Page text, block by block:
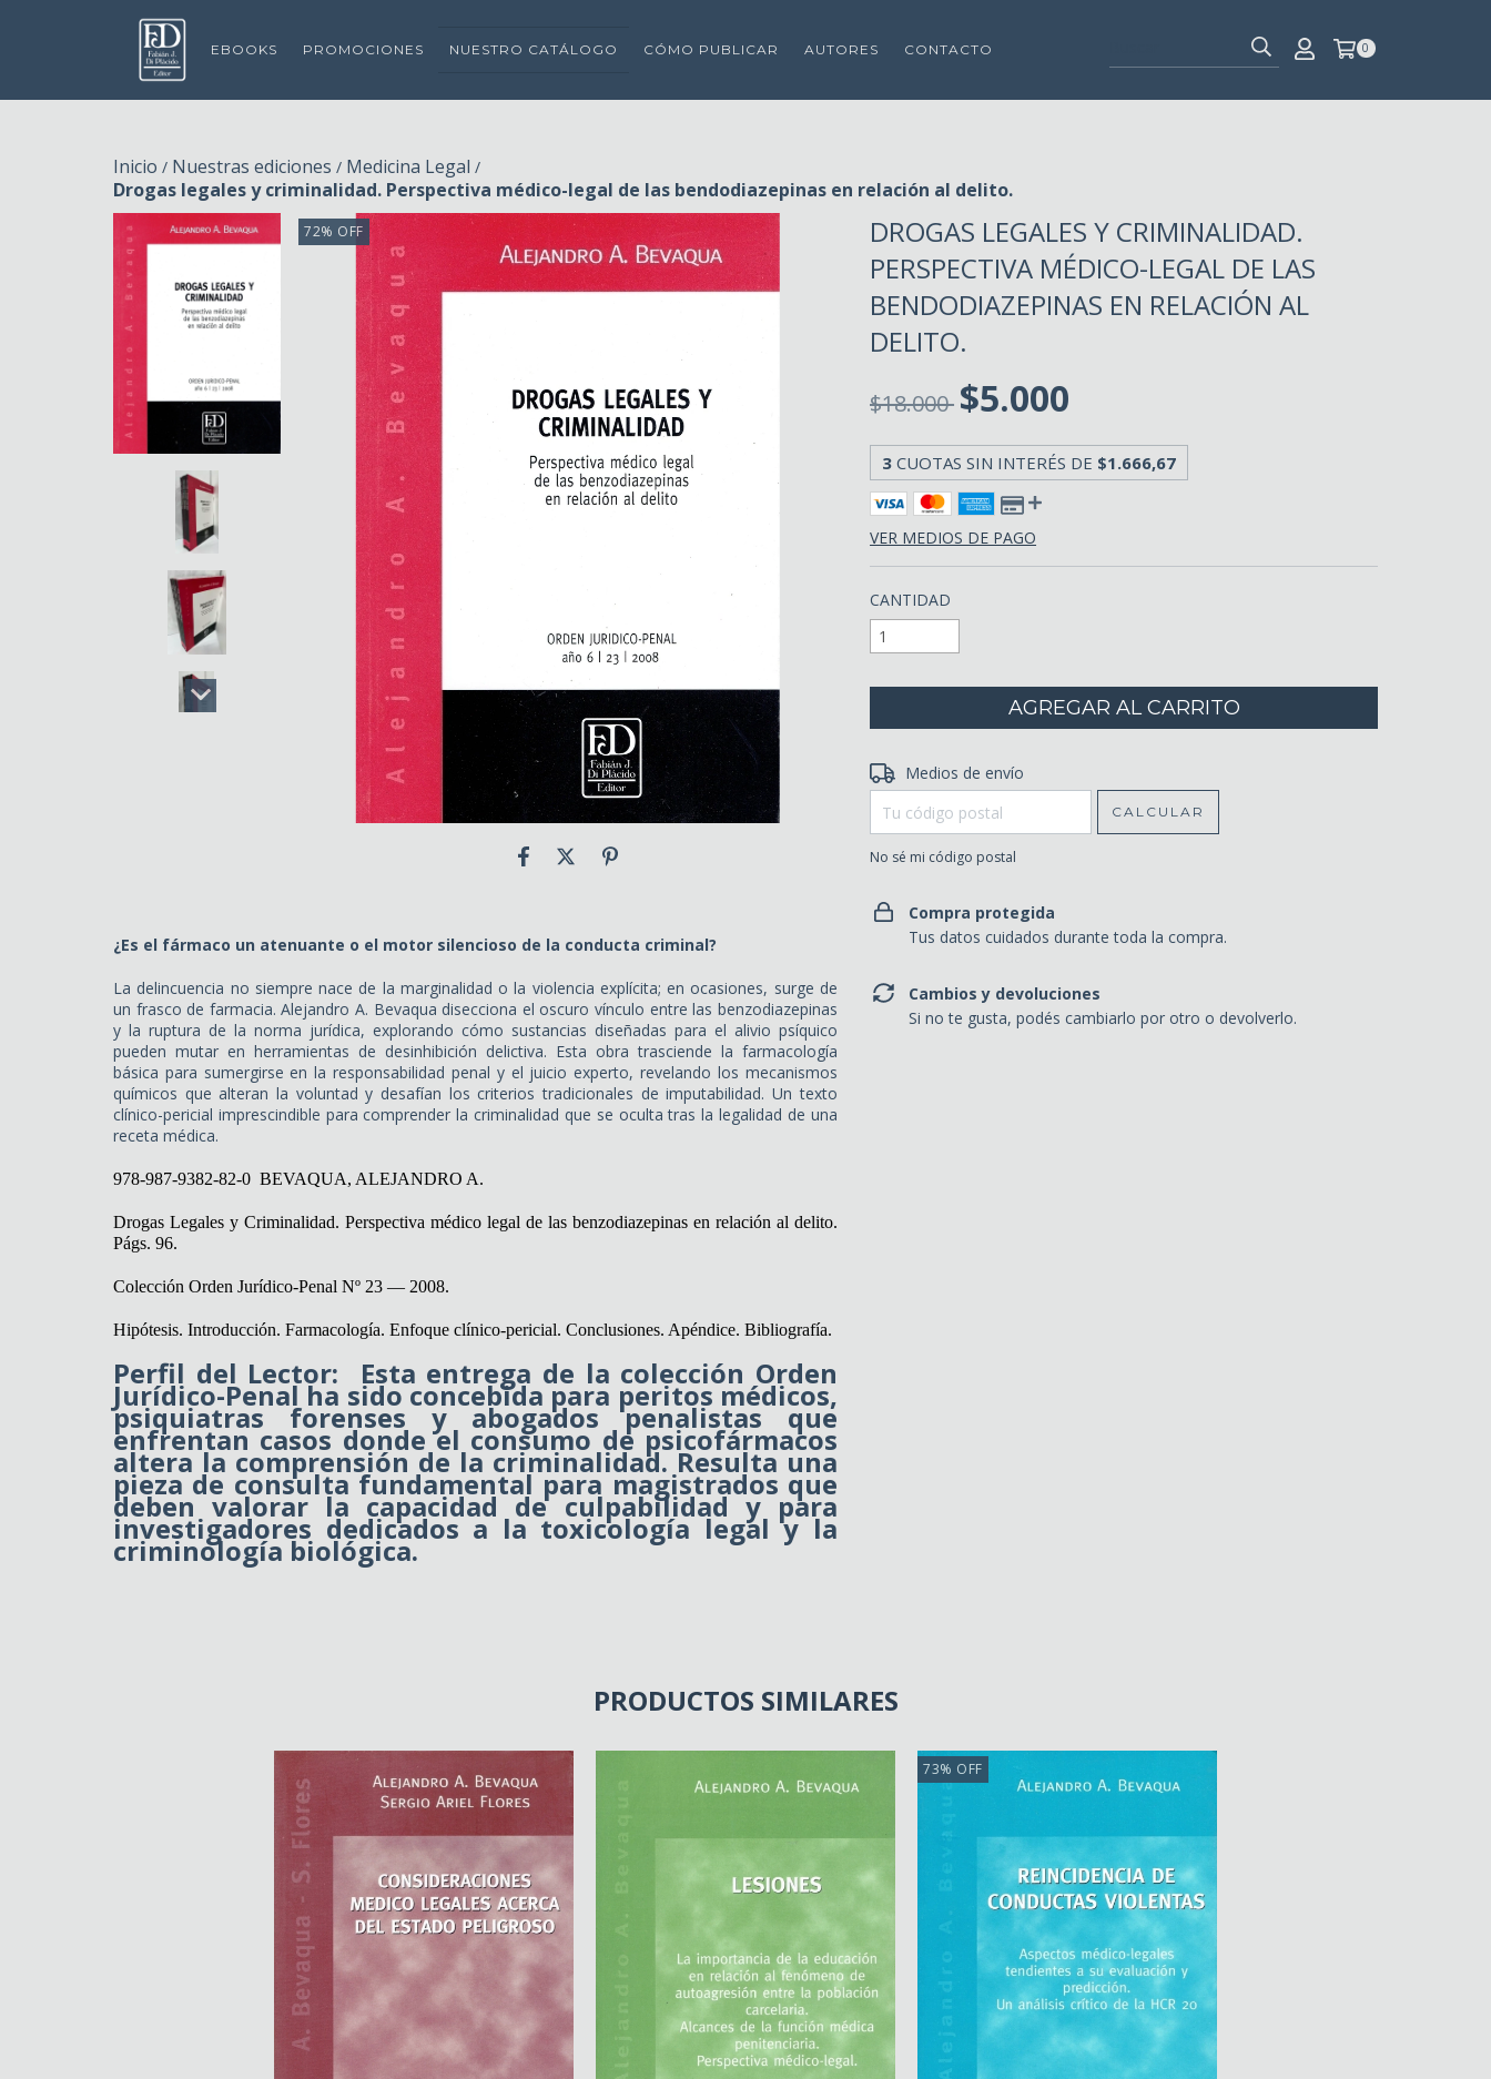
EBOOKS PROMOCIONES NUESTRO CATÁLOGO CÓMO PUBLICAR AUTORES CONTACTO 0
Inicio / Nuestras ediciones / Medicina Legal /
Drogas legales y criminalidad. Perspectiva médico-legal de las bendodiazepinas en relación al delito.
72% OFF
¿Es el fármaco un atenuante o el motor silencioso de la conducta criminal?
La delincuencia no siempre nace de la marginalidad o la violencia explícita; en ocasiones, surge de
un frasco de farmacia. Alejandro A. Bevaqua disecciona el oscuro vínculo entre las benzodiazepinas
y la ruptura de la norma jurídica, explorando cómo sustancias diseñadas para el alivio psíquico
pueden mutar en herramientas de desinhibición delictiva. Esta obra trasciende la farmacología
básica para sumergirse en la responsabilidad penal y el juicio experto, revelando los mecanismos
químicos que alteran la voluntad y desafían los criterios tradicionales de imputabilidad. Un texto
clínico-pericial imprescindible para comprender la criminalidad que se oculta tras la legalidad de una
receta médica.
978-987-9382-82-0 BEVAQUA, ALEJANDRO A.
Drogas Legales y Criminalidad. Perspectiva médico legal de las benzodiazepinas en relación al delito.
Págs. 96.
Colección Orden Jurídico-Penal Nº 23 — 2008.
Hipótesis. Introducción. Farmacología. Enfoque clínico-pericial. Conclusiones. Apéndice. Bibliografía.
Perfil del Lector: Esta entrega de la colección Orden
Jurídico-Penalha sido concebida para peritos médicos,
psiquiatras forenses y abogados penalistas que
enfrentan casos donde el consumo de psicofármacos
altera la comprensión de la criminalidad. Resulta una
pieza de consulta fundamental para magistrados que
deben valorar la capacidad de culpabilidad y para
investigadores dedicados a la toxicología legal y la
criminología biológica.
DROGAS LEGALES Y CRIMINALIDAD.
PERSPECTIVA MÉDICO-LEGAL DE LAS
BENDODIAZEPINAS EN RELACIÓN AL
DELITO.
$18.000 $5.000
3 CUOTAS SIN INTERÉS DE $1.666,67
VER MEDIOS DE PAGO
CANTIDAD
Entregas para el CP:
Medios de envío
CALCULAR
No sé mi código postal
Compra protegida
Tus datos cuidados durante toda la compra.
Cambios y devoluciones
Si no te gusta, podés cambiarlo por otro o devolverlo.
PRODUCTOS SIMILARES
73% OFF